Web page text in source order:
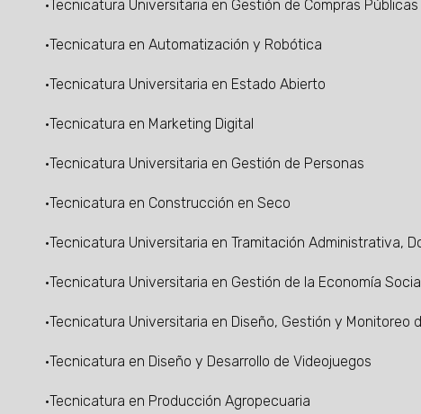
·Tecnicatura Universitaria en Gestión de Compras Públicas
·Tecnicatura en Automatización y Robótica
·Tecnicatura Universitaria en Estado Abierto
·Tecnicatura en Marketing Digital
·Tecnicatura Universitaria en Gestión de Personas
·Tecnicatura en Construcción en Seco
·Tecnicatura Universitaria en Tramitación Administrativa,
·Tecnicatura Universitaria en Gestión de la Economía
·Tecnicatura Universitaria en Diseño, Gestión y Monitoreo
·Tecnicatura en Diseño y Desarrollo de Videojuegos
·Tecnicatura en Producción Agropecuaria